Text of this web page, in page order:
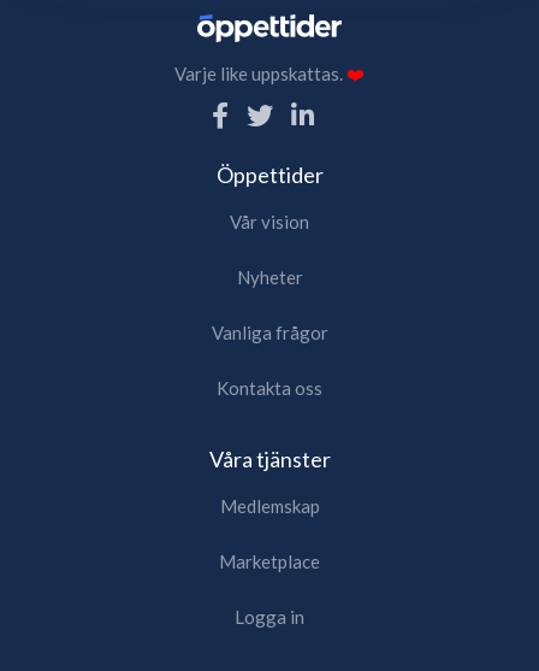
Varje like uppskattas.❤️
Öppettider
Vår vision
Nyheter
Vanliga frågor
Kontakta oss
Våra tjänster
Medlemskap
Marketplace
Logga in